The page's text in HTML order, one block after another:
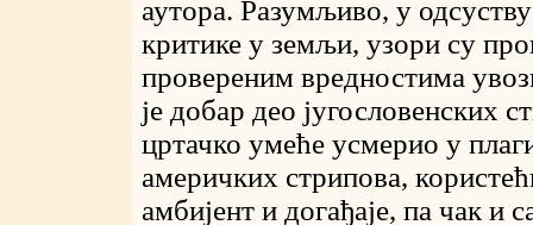
аутора. Разумљиво, у
критике у земљи, узори су
провереним вредностима
је добар део југословенских
цртачко умеће усмерио у
америчких стрипова,
амбијент и догађаје, па чак и